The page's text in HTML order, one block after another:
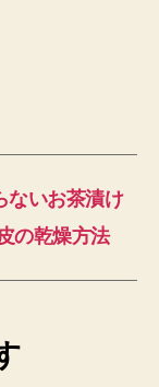
ないお茶漬け
の乾燥方法